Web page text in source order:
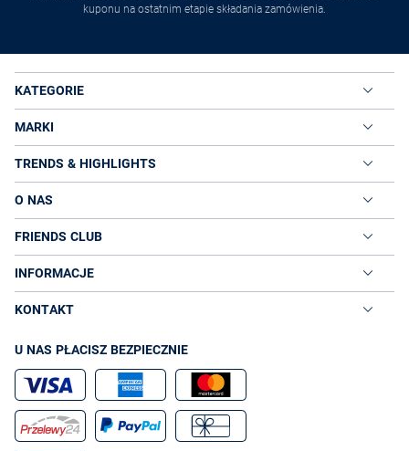
kuponu na ostatnim etapie składania zamówienia.
KATEGORIE
MARKI
TRENDS & HIGHLIGHTS
O NAS
FRIENDS CLUB
INFORMACJE
KONTAKT
U NAS PŁACISZ BEZPIECZNIE